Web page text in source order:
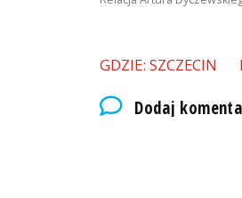
GDZIE: SZCZECIN
Dodaj